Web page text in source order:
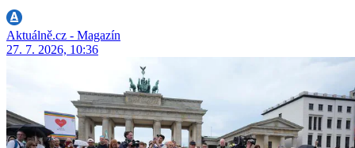
Aktuálně.cz - Magazín
27. 7. 2026, 10:36